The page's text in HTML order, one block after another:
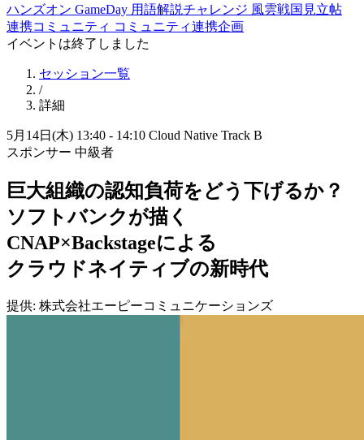
ハンズオン GameDay 用語解説チャレンジ 風雲戦国見立帖
連携コミュニティ コミュニティ連携企画
イベントは終了しました
セッション一覧
/
詳細
5月14日(木) 13:40 - 14:10 Cloud Native Track B
スポンサー 中級者
巨大組織の認知負荷をどう 下げるか？
ソフトバンクが描く
CNAP×Backstageによる
クラウドネイティブの新時代
提供: 株式会社エーピーコミュニケーションズ